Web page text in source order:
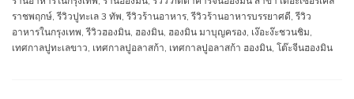
ราชพฤกษ์,รีวิวปูทะเล 3 ทัพ,รีวิวร้านอาหาร,รีวิวร้านอาหารบรรยาศดี,รีวิว
อาหารในกรุงเทพ,รีวิวฮองมิน, ฮองมิน, ฮองมิน มาบุญครอง, เง๊อะง๊ะชวนชิม,
เทศกาลปูทะเลขาว, เทศกาลปูอลาสก้า, เทศกาลปูอลาสก้า ฮองมิน, โต๊ะจีนฮองมิน